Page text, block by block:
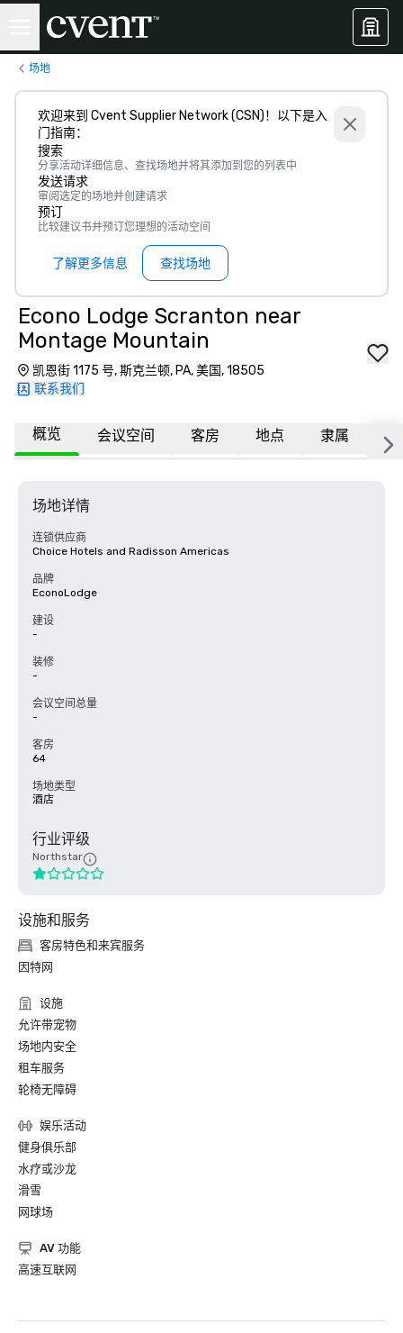
场地
欢迎来到 Cvent Supplier Network (CSN)！以下是入
门指南：
搜索
分享活动详细信息、查找场地并将其添加到您的列表中
发送请求
审阅选定的场地并创建请求
预订
比较建议书并预订您理想的活动空间
了解更多信息 查找场地
Econo Lodge Scranton near
Montage Mountain
凯恩街 1175 号, 斯克兰顿, PA, 美国, 18505
联系我们
概览 会议空间 客房 地点 隶属 常
场地详情
连锁供应商
Choice Hotels and Radisson Americas
品牌
EconoLodge
建设
-
装修
-
会议空间总量
-
客房
64
场地类型
酒店
行业评级
Northstar
设施和服务
客房特色和来宾服务
因特网
设施
允许带宠物
场地内安全
租车服务
轮椅无障碍
娱乐活动
健身俱乐部
水疗或沙龙
滑雪
网球场
AV 功能
高速互联网